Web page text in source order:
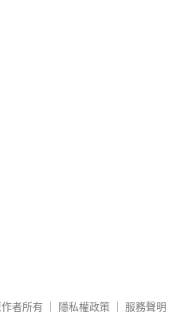
者所有 隱私權政策 服務聲明